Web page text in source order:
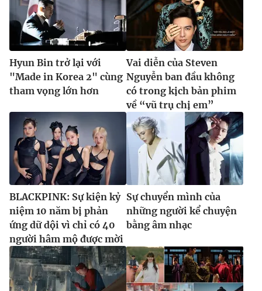
Hyun Bin trở lại với
"Made in Korea 2" cùng
tham vọng lớn hơn
Vai diễn của Steven
Nguyễn ban đầu không
có trong kịch bản phim
về “vũ trụ chị em”
BLACKPINK: Sự kiện kỷ
niệm 10 năm bị phản
ứng dữ dội vì chỉ có 40
người hâm mộ được mời
Sự chuyển mình của
những người kể chuyện
bằng âm nhạc